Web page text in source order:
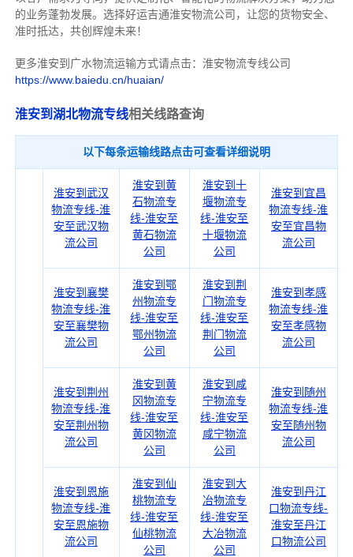
的业务蓬勃发展。选择好运吉通淮安物流公司，让您的货物安全、
准时抵达，共创辉煌未来！
更多淮安到广水物流运输方式请点击：淮安物流专线公司
https://www.baiedu.cn/huaian/
淮安到湖北物流专线相关线路查询
以下每条运输线路点击可查看详细说明
淮安到武汉
物流专线-淮
安至武汉物
流公司
淮安到黄
石物流专
线-淮安至
黄石物流
公司
淮安到十
堰物流专
线-淮安至
十堰物流
公司
淮安到宜昌
物流专线-淮
安至宜昌物
流公司
淮安到襄樊
物流专线-淮
安至襄樊物
流公司
淮安到鄂
州物流专
线-淮安至
鄂州物流
公司
淮安到荆
门物流专
线-淮安至
荆门物流
公司
淮安到孝感
物流专线-淮
安至孝感物
流公司
淮安到荆州
物流专线-淮
安至荆州物
流公司
淮安到黄
冈物流专
线-淮安至
黄冈物流
公司
淮安到咸
宁物流专
线-淮安至
咸宁物流
公司
淮安到随州
物流专线-淮
安至随州物
流公司
淮安到恩施
物流专线-淮
安至恩施物
流公司
淮安到仙
桃物流专
线-淮安至
仙桃物流
公司
淮安到大
冶物流专
线-淮安至
大冶物流
公司
淮安到丹江
口物流专线-
淮安至丹江
口物流公司